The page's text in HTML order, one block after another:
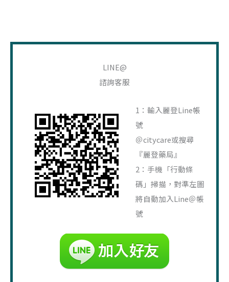
LINE@
諮詢客服
1：輸入麗登Line帳
號
＠citycare或搜尋
『麗登藥局』
2：手機「行動條
碼」掃描，對準左圖
將自動加入Line＠帳
號